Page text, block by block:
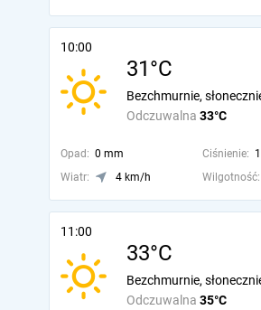
10:00
31°C
Odczuwalna 33°C
Bezchmurnie,
Opad: 0 mm Ciśnienie:
Wiatr:
4 km/h Wilgotność:
11:00
33°C
Odczuwalna 35°C
Bezchmurnie,